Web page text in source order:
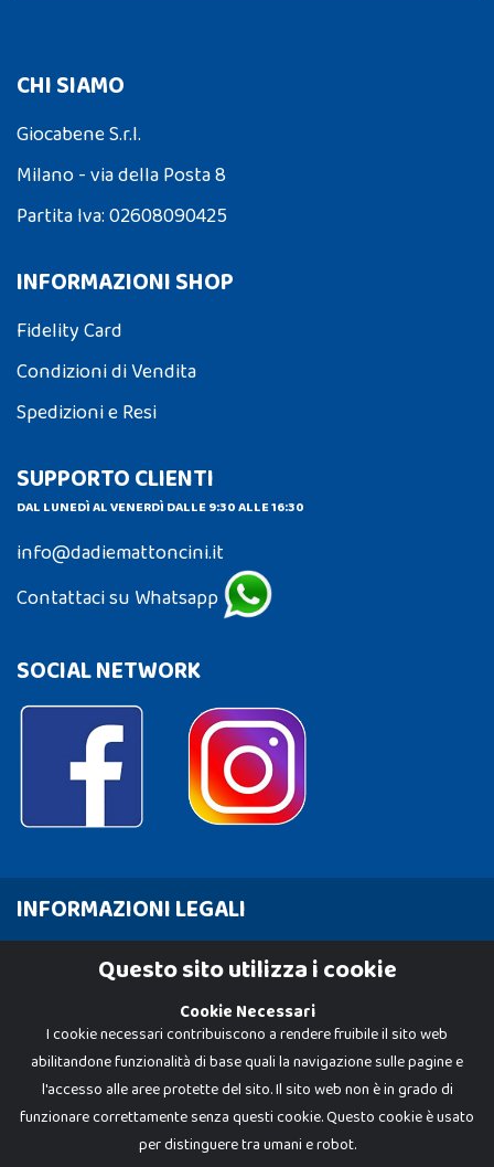
CHI SIAMO
Giocabene S.r.l.
Milano - via della Posta 8
Partita Iva: 02608090425
INFORMAZIONI SHOP
Fidelity Card
Condizioni di Vendita
Spedizioni e Resi
SUPPORTO CLIENTI
DAL LUNEDÌ AL VENERDÌ DALLE 9:30 ALLE 16:30
info@dadiemattoncini.it
Contattaci su Whatsapp
SOCIAL NETWORK
INFORMAZIONI LEGALI
Cookie PolicyQuesto sito utilizza i cookie
Cookie Necessari
I cookie necessari contribuiscono a rendere fruibile il sito web
abilitandone funzionalità di base quali la navigazione sulle pagine e
l'accesso alle aree protette del sito. Il sito web non è in grado di
funzionare correttamente senza questi cookie. Questo cookie è usato
per distinguere tra umani e robot.